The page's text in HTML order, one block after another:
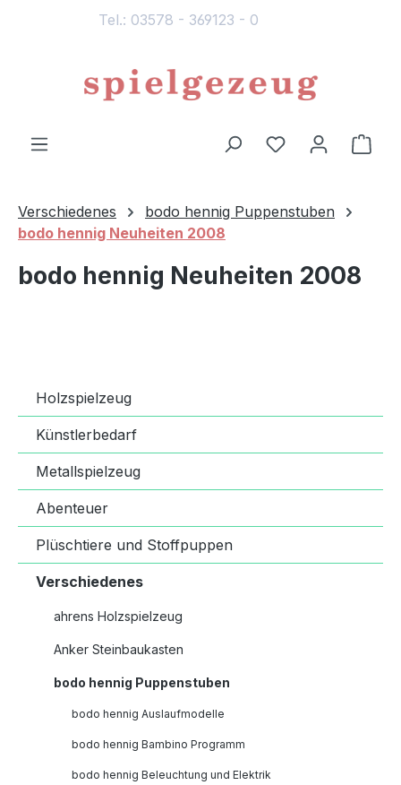
Tel.: 03578 - 369123 - 0
Du hast 0
Verschiedenes
bodo hennig Puppenstuben
bodo hennig Neuheiten 2008
bodo hennig Neuheiten 2008
Holzspielzeug
Künstlerbedarf
Metallspielzeug
Abenteuer
Plüschtiere und Stoffpuppen
Verschiedenes
ahrens Holzspielzeug
Anker Steinbaukasten
bodo hennig Puppenstuben
bodo hennig Auslaufmodelle
bodo hennig Bambino Programm
bodo hennig Beleuchtung und Elektrik